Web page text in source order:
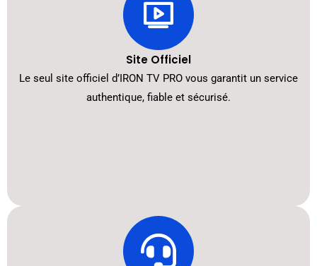
Site Officiel
Le seul site officiel d’IRON TV PRO vous garantit un service
authentique, fiable et sécurisé.